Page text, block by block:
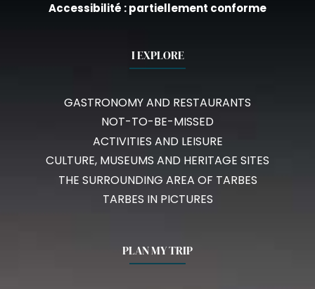
Accessibilité : partiellement conforme
I EXPLORE
GASTRONOMY AND RESTAURANTS
NOT-TO-BE-MISSED
ACTIVITIES AND LEISURE
CULTURE, MUSEUMS AND HERITAGE SITES
THE SURROUNDING AREA OF TARBES
TARBES IN PICTURES
PLAN MY TRIP